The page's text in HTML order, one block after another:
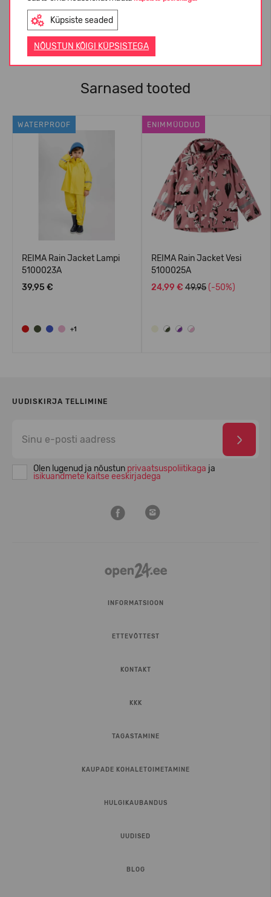
Küpsiste seaded
NÕUSTUN KÕIGI KÜPSISTEGA
Sarnased tooted
WATERPROOF
REIMA Rain Jacket Lampi
5100023A
39,95 €
+1
ENIMMÜÜDUD
REIMA Rain Jacket Vesi
5100025A
24,99 € 49.95 (-50%)
UUDISKIRJA TELLIMINE
Olen lugenud ja nõustun privaatsuspoliitikaga ja
isikuandmete kaitse eeskirjadega
INFORMATSIOON
ETTEVÕTTEST
KONTAKT
KKK
TAGASTAMINE
KAUPADE KOHALETOIMETAMINE
HULGIKAUBANDUS
UUDISED
BLOG